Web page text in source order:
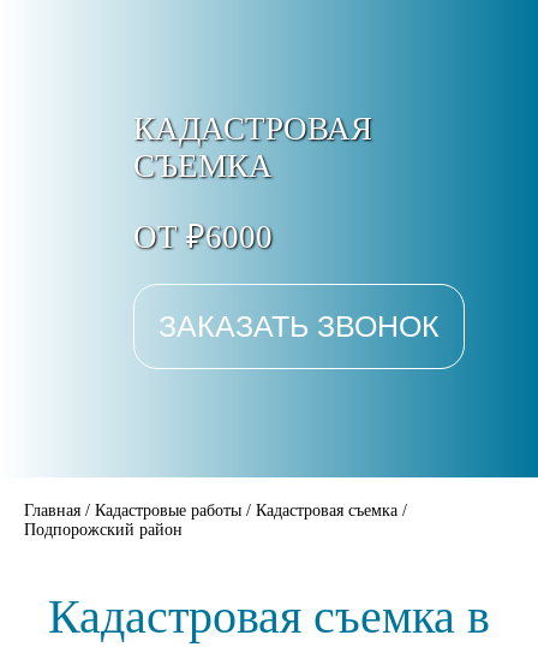
КАДАСТРОВАЯ
СЪЕМКА
ОТ ₽6000
ЗАКАЗАТЬ ЗВОНОК
Главная / Кадастровые работы / Кадастровая съемка /
Подпорожский район
Кадастровая съемка в